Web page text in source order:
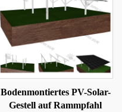
Bodenmontiertes PV-Solar-
Gestell auf Rammpfahl